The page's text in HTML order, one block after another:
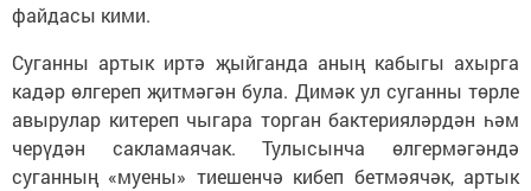
файдасы кими.
Суганны артык иртә җыйганда аның кабыгы ахырга
кадәр өлгереп җитмәгән була. Димәк ул суганны төрле
авырулар китереп чыгара торган бактерияләрдән һәм
черүдән сакламаячак. Тулысынча өлгермәгәндә
суганның «муены» тиешенчә кибеп бетмәячәк, артык